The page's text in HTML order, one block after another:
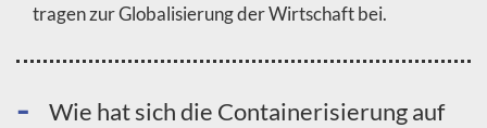
tragen zur Globalisierung der Wirtschaft bei.
Wie hat sich die Containerisierung auf